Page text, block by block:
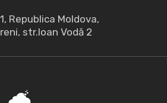
Republica Moldova,
str.Ioan Vodă 2